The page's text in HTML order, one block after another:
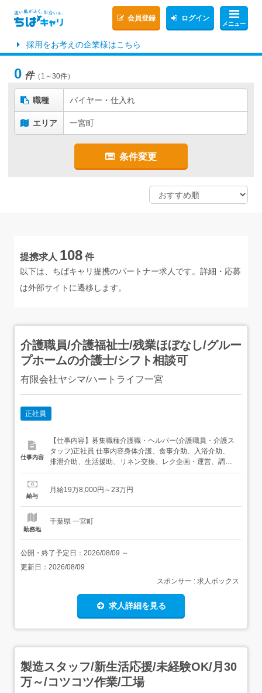
メニュー
会員登録 ログイン
採用をお考えの企業様はこちら
0 件（1～30件）
職種 バイヤー・仕入れ
エリア 一宮町
条件変更
提携求人 108 件
以下は、ちばキャリ提携のパートナー求人です。詳細・応募
は外部サイトに遷移します。
介護職員/介護福祉士/残業ほぼなし/グルー
プホームの介護士/シフト相談可
有限会社ヤシマ/ハートライフ一宮
正社員
仕事内容
【仕事内容】募集職種介護職・ヘルパー(介護職員・介護ス
タッフ)正社員 仕事内容身体介護、食事介助、入浴介助、
排泄介助、生活援助、リネン交換、レク企画・運営、調理
給与・手当<給与>月給198,000〜230,000円<基本給
通費支給月額:3,000円特別手当:35,000〜45,000円住宅...
給与
月給19万8,000円～23万円
勤務地
千葉県 一宮町
公開・終了予定日： 2026/08/09 ～
更新日： 2026/08/09
スポンサー : 求人ボックス
求人詳細を見る
製造スタッフ/新生活応援/未経験OK/月30
万～/コツコツ作業/工場